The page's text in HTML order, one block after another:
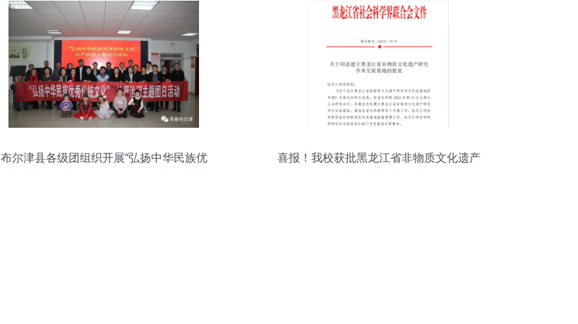
布尔津县各级团组织开展“弘扬中华民族优
喜报！我校获批黑龙江省非物质文化遗产